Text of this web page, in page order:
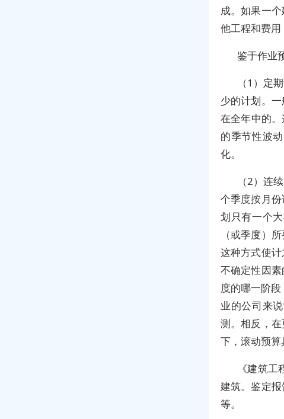
成。如果一
他工程和费用
鉴于作业
（1）定
少的计划。
在全年中的
的季节性波
化。
（2）连
个季度按月
划只有一个
（或季度）
这种方式使
不确定性因
度的哪一阶
业的公司来
测。相反，
下，滚动预算
《建筑
建筑。鉴定
等。